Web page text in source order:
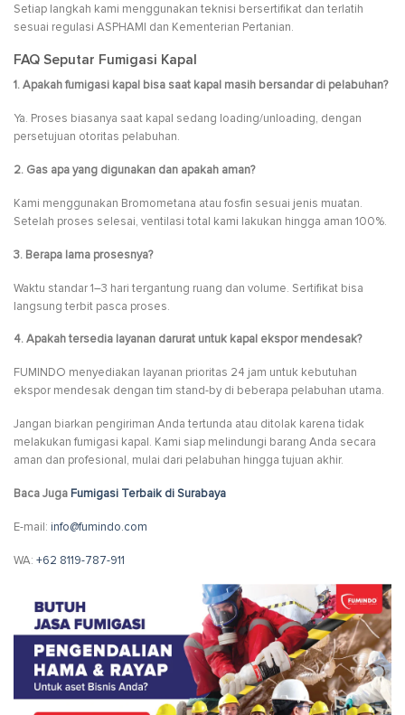
Setiap langkah kami menggunakan teknisi bersertifikat dan terlatih
sesuai regulasi ASPHAMI dan Kementerian Pertanian.
FAQ Seputar Fumigasi Kapal
1. Apakah fumigasi kapal bisa saat kapal masih bersandar di pelabuhan?
Ya. Proses biasanya saat kapal sedang loading/unloading, dengan
persetujuan otoritas pelabuhan.
2. Gas apa yang digunakan dan apakah aman?
Kami menggunakan Bromometana atau fosfin sesuai jenis muatan.
Setelah proses selesai, ventilasi total kami lakukan hingga aman 100%.
3. Berapa lama prosesnya?
Waktu standar 1–3 hari tergantung ruang dan volume. Sertifikat bisa
langsung terbit pasca proses.
4. Apakah tersedia layanan darurat untuk kapal ekspor mendesak?
FUMINDO menyediakan layanan prioritas 24 jam untuk kebutuhan
ekspor mendesak dengan tim stand-by di beberapa pelabuhan utama.
Jangan biarkan pengiriman Anda tertunda atau ditolak karena tidak
melakukan fumigasi kapal. Kami siap melindungi barang Anda secara
aman dan profesional, mulai dari pelabuhan hingga tujuan akhir.
Baca Juga Fumigasi Terbaik di Surabaya
E-mail: info@fumindo.com
WA: +62 8119-787-911